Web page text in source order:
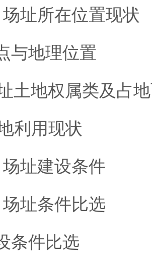
场址所在位置现状
与地理位置
土地权属类及占
利用现状
场址建设条件
场址条件比选
条件比选